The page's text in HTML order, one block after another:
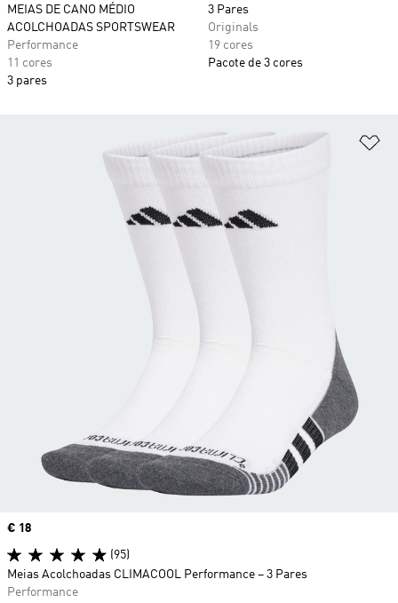
MEIAS DE CANO MÉDIO
ACOLCHOADAS SPORTSWEAR
Performance
11 cores
3 pares
3 Pares
Originals
19 cores
Pacote de 3 cores
Price
€ 18
(95)
Meias Acolchoadas CLIMACOOL Performance – 3 Pares
Performance